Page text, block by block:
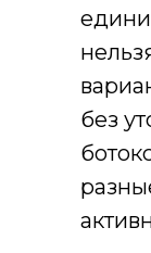
без